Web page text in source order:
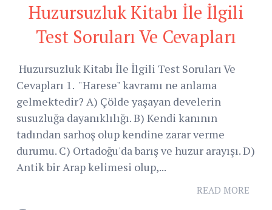
Huzursuzluk Kitabı İle İlgili
Test Soruları Ve Cevapları
Huzursuzluk Kitabı İle İlgili Test Soruları Ve
Cevapları 1. "Harese" kavramı ne anlama
gelmektedir? A) Çölde yaşayan develerin
susuzluğa dayanıklılığı. B) Kendi kanının
tadından sarhoş olup kendine zarar verme
durumu. C) Ortadoğu'da barış ve huzur arayışı. D)
Antik bir Arap kelimesi olup,...
READ MORE